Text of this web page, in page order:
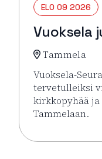
ELO 09 2026
Vuoksela
Tammela
Vuoksela-
tervetulleiksi
kirkkopyhää ja
Tammelaan.